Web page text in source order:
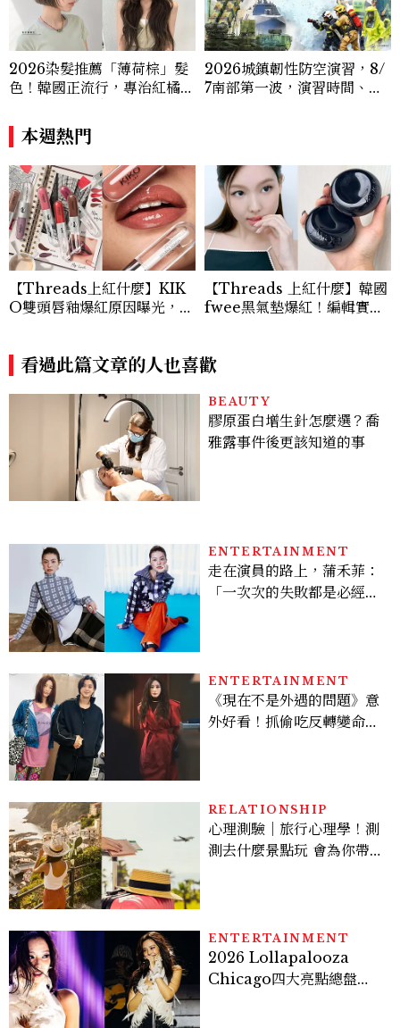
2026染髮推薦「薄荷棕」髮
色！韓國正流行，專治紅橘
2026城鎮韌性防空演習，8/
7南部第一波，演習時間、可
本週熱門
【Threads上紅什麼】KIK
O雙頭唇釉爆紅原因曝光，吃
【Threads 上紅什麼】韓國
fwee黑氣墊爆紅！編輯實
看過此篇文章的人也喜歡
BEAUTY
膠原蛋白增生針怎麼選？喬
雅露事件後更該知道的事
ENTERTAINMENT
走在演員的路上，蒲禾菲：
「一次次的失敗都是必經過
ENTERTAINMENT
《現在不是外遇的問題》意
外好看！抓偷吃反轉變命
看點懶人包
RELATIONSHIP
心理測驗｜旅行心理學！測
測去什麼景點玩 會為你帶來
ENTERTAINMENT
2026 Lollapalooza
Chicago四大亮點總盤